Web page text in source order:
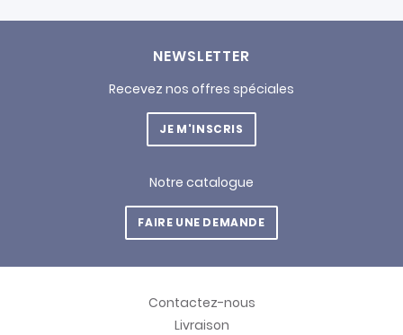
NEWSLETTER
Recevez nos offres spéciales
JE M'INSCRIS
Notre catalogue
FAIRE UNE DEMANDE
Contactez-nous
Livraison